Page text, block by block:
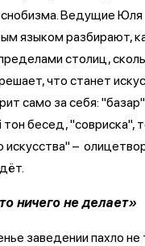
снобизма. Ведущие Юля
языком разбирают,
столиц,
что станет
само за себя:
бесед, "совриска",
искусства" –
ничего не делает»
заведении пахло